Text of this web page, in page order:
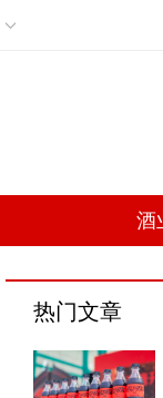
酒
热门文章